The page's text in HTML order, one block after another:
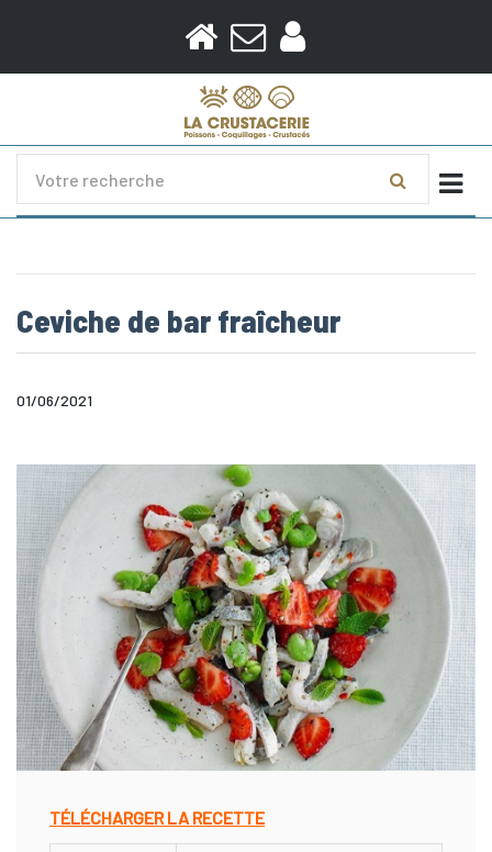
Ceviche de bar fraîcheur
01/06/2021
TÉLÉCHARGER LA RECETTE